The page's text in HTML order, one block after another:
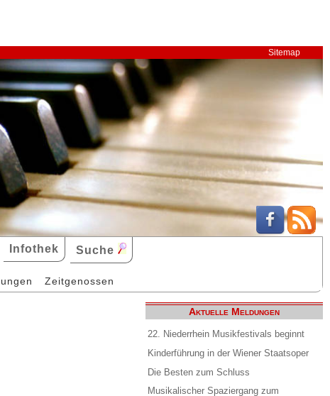
Sitemap
Infothek Suche
Zeitgenossen
Aktuelle Meldungen
22. Niederrhein Musikfestivals beginnt
Kinderführung in der Wiener Staatsoper
Die Besten zum Schluss
Musikalischer Spaziergang zum